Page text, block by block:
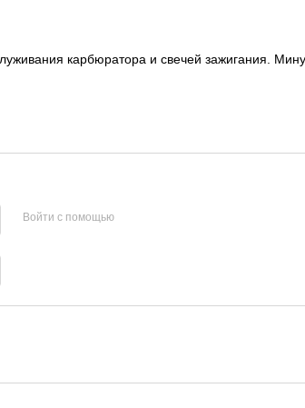
карбюратора и свечей зажигания.
Войти с помощью